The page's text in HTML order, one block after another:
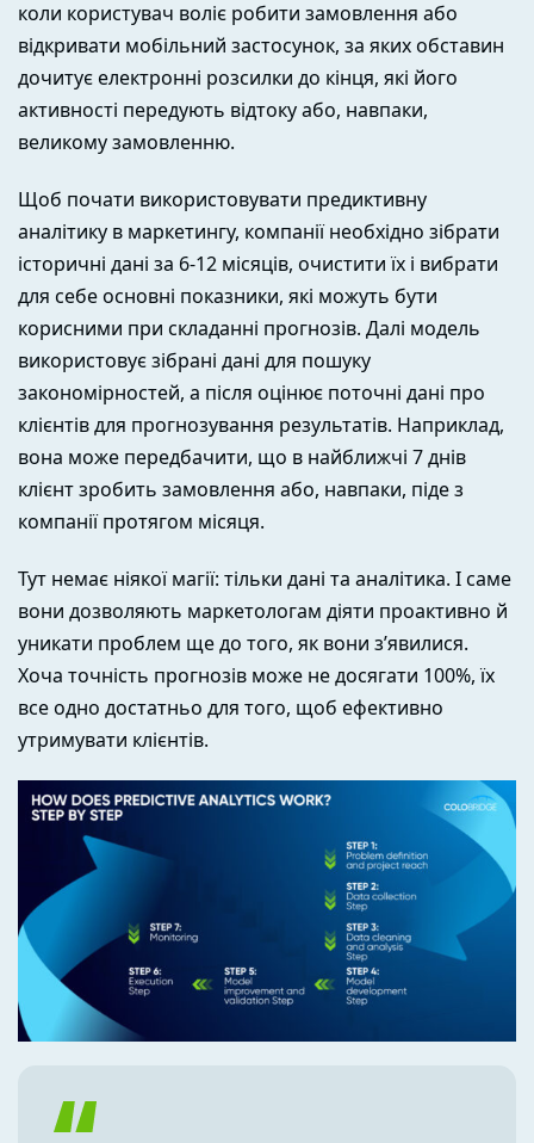
коли користувач воліє робити замовлення або
відкривати мобільний застосунок, за яких обставин
дочитує електронні розсилки до кінця, які його
активності передують відтоку або, навпаки,
великому замовленню.
Щоб почати використовувати предиктивну
аналітику в маркетингу, компанії необхідно зібрати
історичні дані за 6-12 місяців, очистити їх і вибрати
для себе основні показники, які можуть бути
корисними при складанні прогнозів. Далі модель
використовує зібрані дані для пошуку
закономірностей, а після оцінює поточні дані про
клієнтів для прогнозування результатів. Наприклад,
вона може передбачити, що в найближчі 7 днів
клієнт зробить замовлення або, навпаки, піде з
компанії протягом місяця.
Тут немає ніякої магії: тільки дані та аналітика. І саме
вони дозволяють маркетологам діяти проактивно й
уникати проблем ще до того, як вони з’явилися.
Хоча точність прогнозів може не досягати 100%, їх
все одно достатньо для того, щоб ефективно
утримувати клієнтів.